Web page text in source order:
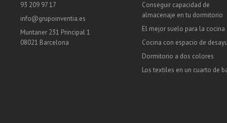
93 209 97 17
info@grupoinventia.es
Muntaner 231 Principal 1
08021 Barcelona
Conseguir capacidad de
almacenaje en tu dormitorio
El mejor suelo para la cocina
Cocina con espacio de
Dormitorio a dos colores
Los textiles en un cuarto de